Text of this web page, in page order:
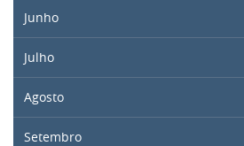
Junho
Julho
Agosto
Setembro